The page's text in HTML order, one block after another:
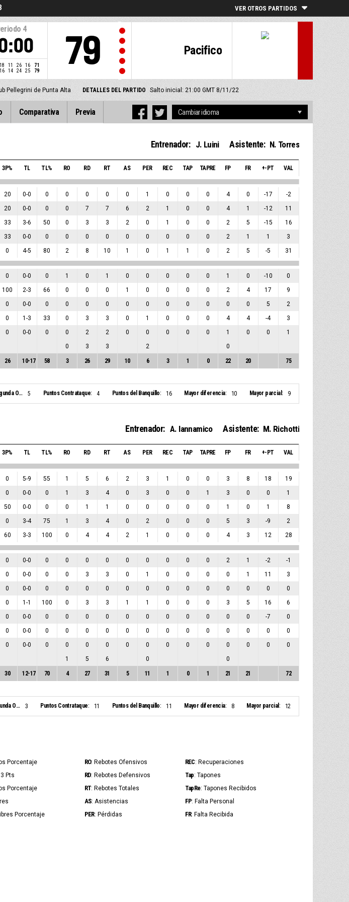
VER OTROS PARTIDOS
4
18 11 26 16
71
16 14 24 25 79
Pacifico
79
Pellegrini de Punta Alta DETALLES DEL PARTIDO Salto inicial: 21:00 GMT 8/11/22
Comparativa Previa
Entrenador: J. Luini Asistente: N. Torres
3P% TL TL% RO RD RT AS PER REC TAP TAPRE FP FR +-PT VAL
20 0-0 0 0 0 0 0 1 0 0 0 4 0 -17 -2
20 0-0 0 0 7 7 6 2 1 0 0 4 1 -12 11
33 3-6 50 0 3 3 2 0 1 0 0 2 5 -15 16
33 0-0 0 0 0 0 0 0 0 0 0 2 1 1 3
0 4-5 80 2 8 10 1 0 1 1 0 2 5 -5 31
0 0-0 0 1 0 1 0 0 0 0 0 1 0 -10 0
100 2-3 66 0 0 0 1 0 0 0 0 2 4 17 9
0 0-0 0 0 0 0 0 0 0 0 0 0 0 5 2
0 1-3 33 0 3 3 0 1 0 0 0 4 4 -4 3
0 0-0 0 0 2 2 0 0 0 0 0 1 0 0
1
0 3 3 2 0
26 10-17 58 3 26 29 10 6 3 1 0 22 20 75
Puntos de Segunda Oportunidad: 5 Puntos Contrataque: 4 Puntos del Banquillo: 16 Mayor diferencia: 10 Mayor parcial: 9
Entrenador: A. Iannamico Asistente: M. Richotti
3P% TL TL% RO RD RT AS PER REC TAP TAPRE FP FR +-PT VAL
0 5-9 55 1 5 6 2 3 1 0 0 3 8 18 19
0 0-0 0 1 3 4 0 3 0 0 1 3 0 0 1
50 0-0 0 0 1 1 0 0 0 0 0 1 0 1 8
0 3-4 75 1 3 4 0 2 0 0 0 5 3 -9 2
60 3-3 100 0 4 4 2 1 0 0 0 4 3 12 28
0 0-0 0 0 0 0 0 0 0 0 0 2 1 -2 -1
0 0-0 0 0 3 3 0 1 0 0 0 0 1 11 3
0 0-0 0 0 0 0 0 0 0 0 0 0 0 0 0
0 1-1 100 0 3 3 1 1 0 0 0 3 5 16 6
0 0-0 0 0 0 0 0 0 0 0 0 0 0 -7 0
0 0-0 0 0 0 0 0 0 0 0 0 0 0 0 0
0 0-0 0 0 0 0 0 0 0 0 0 0 0 0
0
1 5 6 0 0
30 12-17 70 4 27 31 5 11 1 0 1 21 21 72
Puntos de Segunda Oportunidad: 3 Puntos Contrataque: 11 Puntos del Banquillo: 11 Mayor diferencia: 8 Mayor parcial: 12
Porcentaje RO: Rebotes Ofensivos REC: Recuperaciones
Pts RD: Rebotes Defensivos Tap: Tapones
Porcentaje RT: Rebotes Totales TapRe: Tapones Recibidos
AS: Asistencias FP: Falta Personal
Porcentaje PER: Pérdidas FR: Falta Recibida